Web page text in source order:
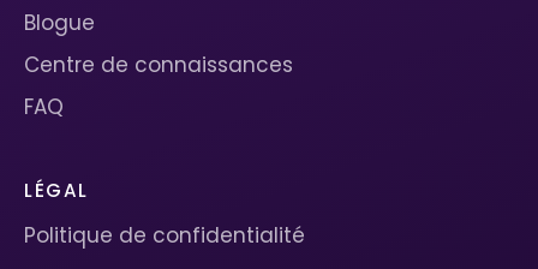
Blogue
Centre de connaissances
FAQ
LÉGAL
Politique de confidentialité